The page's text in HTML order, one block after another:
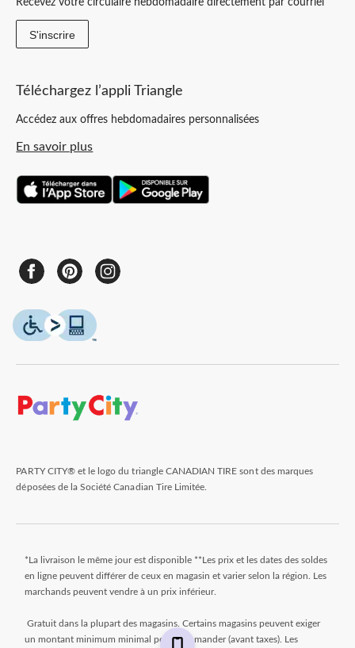
S'inscrire
Téléchargez l’appli Triangle
Accédez aux offres hebdomadaires personnalisées
En savoir plus
PARTY CITY® et le logo du triangle CANADIAN TIRE sont des marques
déposées de la Société Canadian Tire Limitée.
*La livraison le même jour est disponible **Les prix et les dates des soldes
en ligne peuvent différer de ceux en magasin et varier selon la région. Les
marchands peuvent vendre à un prix inférieur.
Gratuit dans la plupart des magasins. Certains magasins peuvent exiger
un montant minimum minimal pour commander (avant taxes). Les